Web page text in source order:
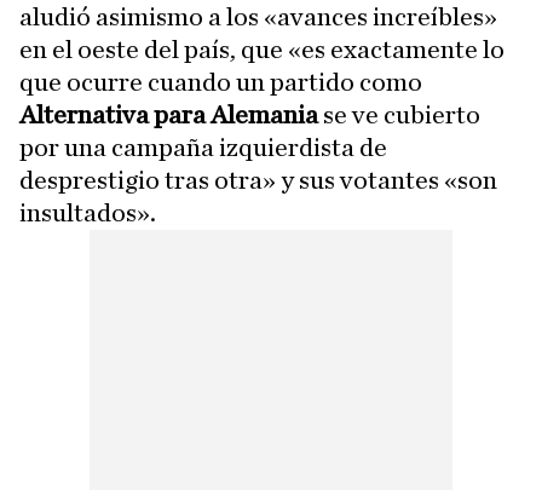
aludió asimismo a los «avances increíbles»
en el oeste del país, que «es exactamente lo
que ocurre cuando un partido como
Alternativa para Alemaniase ve cubierto
por una campaña izquierdista de
desprestigio tras otra» y sus votantes «son
insultados».